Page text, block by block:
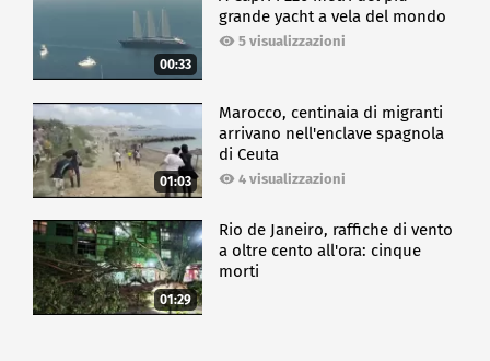
00:33
grande yacht a vela del mondo
5 visualizzazioni
01:03
Marocco, centinaia di migranti
arrivano nell'enclave spagnola
di Ceuta
4 visualizzazioni
01:29
Rio de Janeiro, raffiche di vento
a oltre cento all'ora: cinque
morti